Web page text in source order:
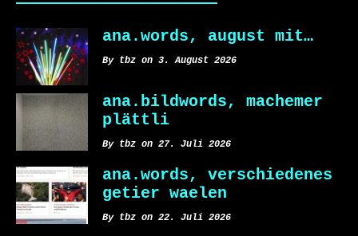
ana.words, august mit…
By tbz on 3. August 2026
ana.bildwords, machemer
plättli
By tbz on 27. Juli 2026
ana.words, verschiedenes
getier waelen
By tbz on 22. Juli 2026